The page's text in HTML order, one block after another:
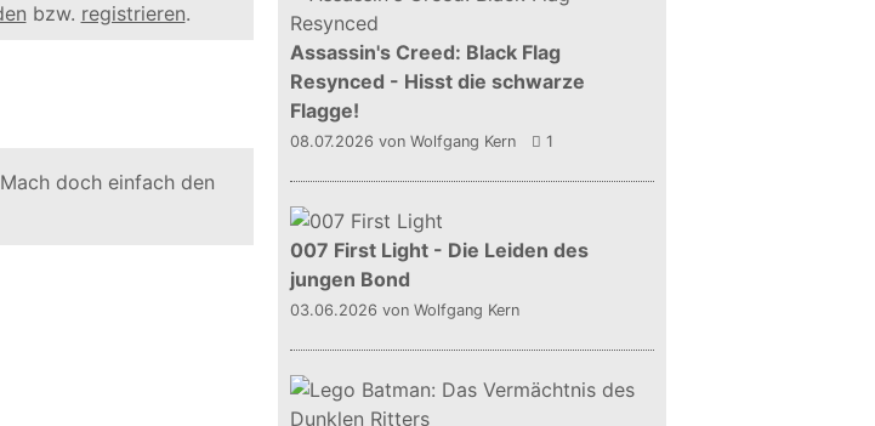
bzw. registrieren.
doch einfach den
Assassin's Creed: Black Flag
Resynced - Hisst die schwarze
Flagge!
08.07.2026 von Wolfgang Kern 1
007 First Light - Die Leiden des
jungen Bond
03.06.2026 von Wolfgang Kern